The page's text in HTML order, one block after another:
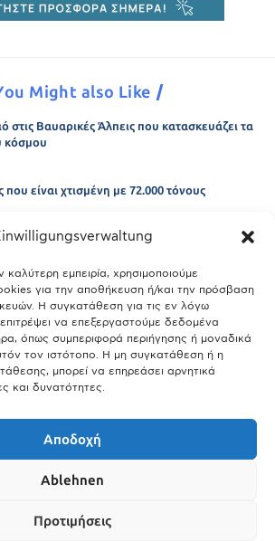
καλύτερη εμπειρία, χρησιμοποιούμε
για την αποθήκευση ή/και την πρόσβαση
Η συγκατάθεση για τις εν λόγω
να επεξεργαστούμε δεδομένα
όπως συμπεριφορά περιήγησης ή μοναδικά
τον ιστότοπο. Η μη συγκατάθεση ή η
μπορεί να επηρεάσει αρνητικά
και δυνατότητες.
Αποδοχή
Ablehnen
Προτιμήσεις
Might also Like
Βαυαρικές Άλπεις που κατασκευάζει τα
κόσμου
είναι χτισμένη με 72.000 τόνους
το ενοίκιο κοστίζει μόλις 0,88€ τον
είναι υποχρεωτική